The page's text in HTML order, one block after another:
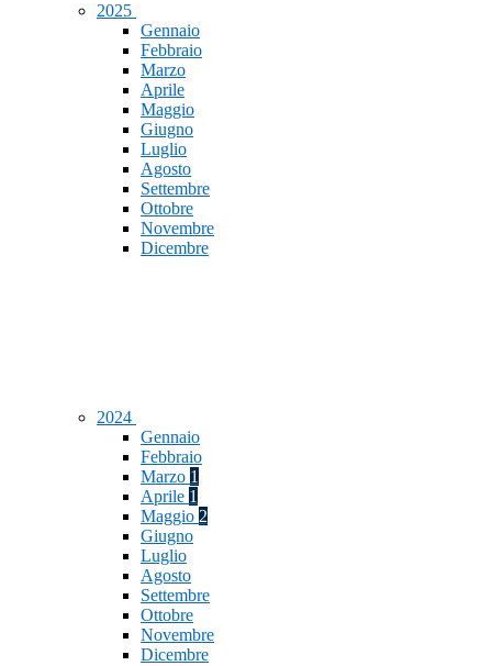
2025
Gennaio
Febbraio
Marzo
Aprile
Maggio
Giugno
Luglio
Agosto
Settembre
Ottobre
Novembre
Dicembre
2024
Gennaio
Febbraio
Marzo 1
Aprile 1
Maggio 2
Giugno
Luglio
Agosto
Settembre
Ottobre
Novembre
Dicembre